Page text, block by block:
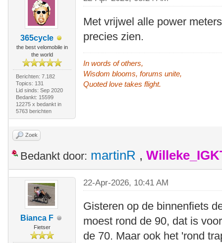
365cycle
the best velomobile in
the world
Berichten: 7.182
Topics: 131
Lid sinds: Sep 2020
Bedankt: 15599
12275 x bedankt in
5763 berichten
Met vrijwel alle power
precies zien.
In words of others,
Wisdom blooms, forums unite,
Quoted love takes flight.
Zoek
Bedankt door: martinR ,
Bianca F
Fietser
22-Apr-2026, 10:41 AM
Gisteren op de binnenfiets
moest rond de 90, dat is
de 70. Maar ook het 'rond